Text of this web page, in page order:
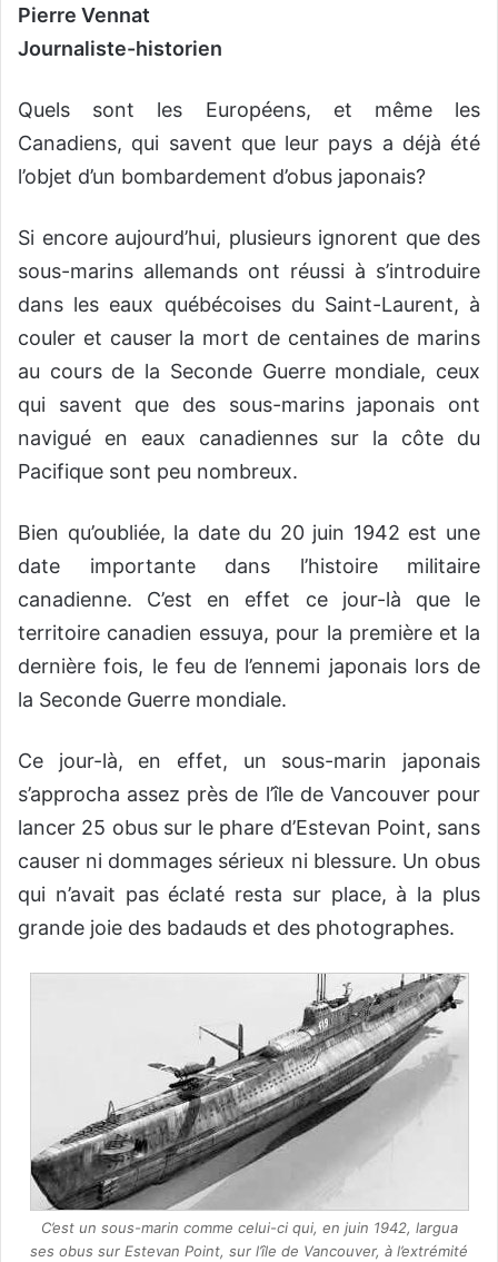
Pierre Vennat
Journaliste-historien
Quels sont les Européens, et même les
Canadiens, qui savent que leur pays a déjà été
l’objet d’un bombardement d’obus japonais?
Si encore aujourd’hui, plusieurs ignorent que des
sous-marins allemands ont réussi à s’introduire
dans les eaux québécoises du Saint-Laurent, à
couler et causer la mort de centaines de marins
au cours de la Seconde Guerre mondiale, ceux
qui savent que des sous-marins japonais ont
navigué en eaux canadiennes sur la côte du
Pacifique sont peu nombreux.
Bien qu’oubliée, la date du 20 juin 1942 est une
date importante dans l’histoire militaire
canadienne. C’est en effet ce jour-là que le
territoire canadien essuya, pour la première et la
dernière fois, le feu de l’ennemi japonais lors de
la Seconde Guerre mondiale.
Ce jour-là, en effet, un sous-marin japonais
s’approcha assez près de l’île de Vancouver pour
lancer 25 obus sur le phare d’Estevan Point, sans
causer ni dommages sérieux ni blessure. Un obus
qui n’avait pas éclaté resta sur place, à la plus
grande joie des badauds et des photographes.
C’est un sous-marin comme celui-ci qui, en juin 1942, largua
ses obus sur Estevan Point, sur l’île de Vancouver, à l’extrémité